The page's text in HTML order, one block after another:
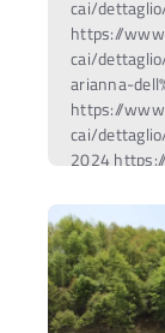
cai/
https://
cai/
arianna-
https://
cai/
2024
https://
cai/
cai/
cai-il-cai-